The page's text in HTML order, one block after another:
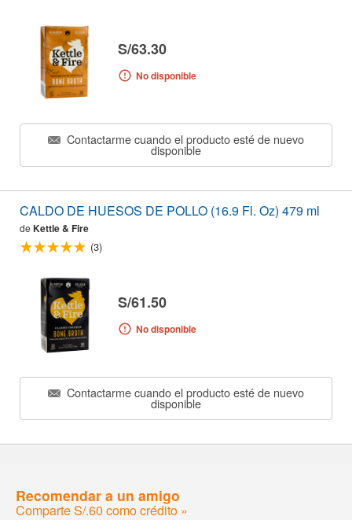
S/63.30
No disponible
Contactarme cuando el producto esté de nuevo
disponible
CALDO DE HUESOS DE POLLO (16.9 Fl. Oz) 479 ml
de Kettle & Fire
(3)
S/61.50
No disponible
Contactarme cuando el producto esté de nuevo
disponible
Recomendar a un amigo
Comparte S/.60 como crédito »